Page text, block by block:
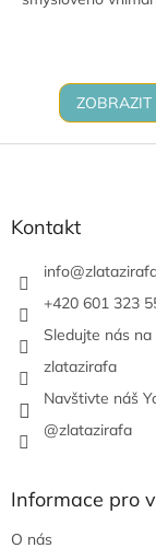
ZOBRAZIT
Z
Kontakt
info@
+420 601 323
Sledujte nás na
zlatazirafa
Navštivte náš
@zlatazirafa
Informace pro
O nás